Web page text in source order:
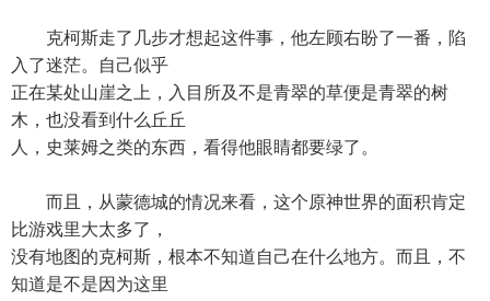
克柯斯走了几步才想起这件事，他左顾右盼了一番，陷
入了迷茫。自己似乎
正在某处山崖之上，入目所及不是青翠的草便是青翠的树
木，也没看到什么丘丘
人，史莱姆之类的东西，看得他眼睛都要绿了。
而且，从蒙德城的情况来看，这个原神世界的面积肯定
比游戏里大太多了，
没有地图的克柯斯，根本不知道自己在什么地方。而且，不
知道是不是因为这里